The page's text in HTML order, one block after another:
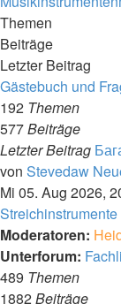
Themen
Beiträge
Letzter Beitrag
Gästebuch und
192 Themen
577Beiträge
Letzter Beitrag
von Stevedaw
Mi 05. Aug 2026,
Moderatoren:
Unterforum:
489 Themen
1882Beiträge